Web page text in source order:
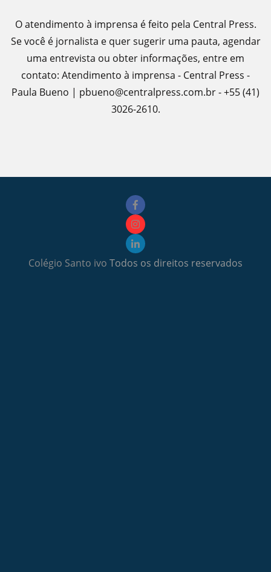
O atendimento à imprensa é feito pela Central Press.
Se você é jornalista e quer sugerir uma pauta, agendar
uma entrevista ou obter informações, entre em
contato: Atendimento à imprensa - Central Press -
Paula Bueno | pbueno@centralpress.com.br - +55 (41)
3026-2610.
Colégio Santo ivo Todos os direitos reservados